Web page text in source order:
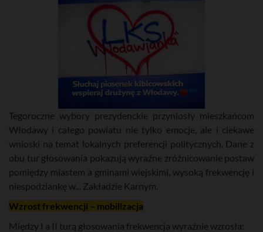
Tegoroczne wybory prezydenckie przyniosły mieszkańcom
Włodawy i całego powiatu nie tylko emocje, ale i ciekawe
wnioski na temat lokalnych preferencji politycznych. Dane z
obu tur głosowania pokazują wyraźne zróżnicowanie postaw
pomiędzy miastem a gminami wiejskimi, wysoką frekwencję i
niespodziankę w... Zakładzie Karnym.
Wzrost frekwencji – mobilizacja
Między I a II turą głosowania frekwencja wyraźnie wzrosła: